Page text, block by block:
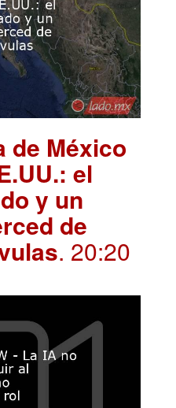
de México
el
y un
de
. 20:20